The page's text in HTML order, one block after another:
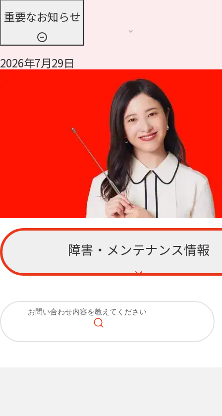
重要なお知らせ
2026年7月29日
令和8年熊本地震に伴う支援について
お客さまサポー
ト
障害・メンテナンス情報